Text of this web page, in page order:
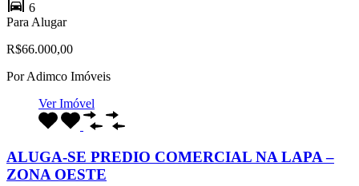
6
Para Alugar
R$66.000,00
PorAdimco Imóveis
Ver Imóvel
ALUGA-SE PREDIO COMERCIAL NA LAPA –
ZONA OESTE